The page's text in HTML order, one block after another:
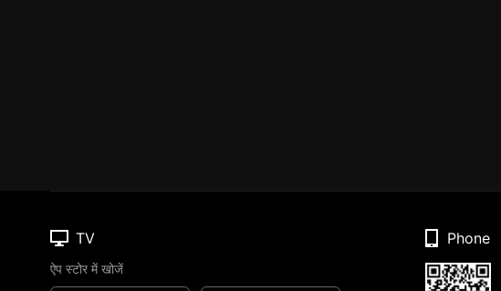
TV
ऐप स्टोर में खोजें
Phone